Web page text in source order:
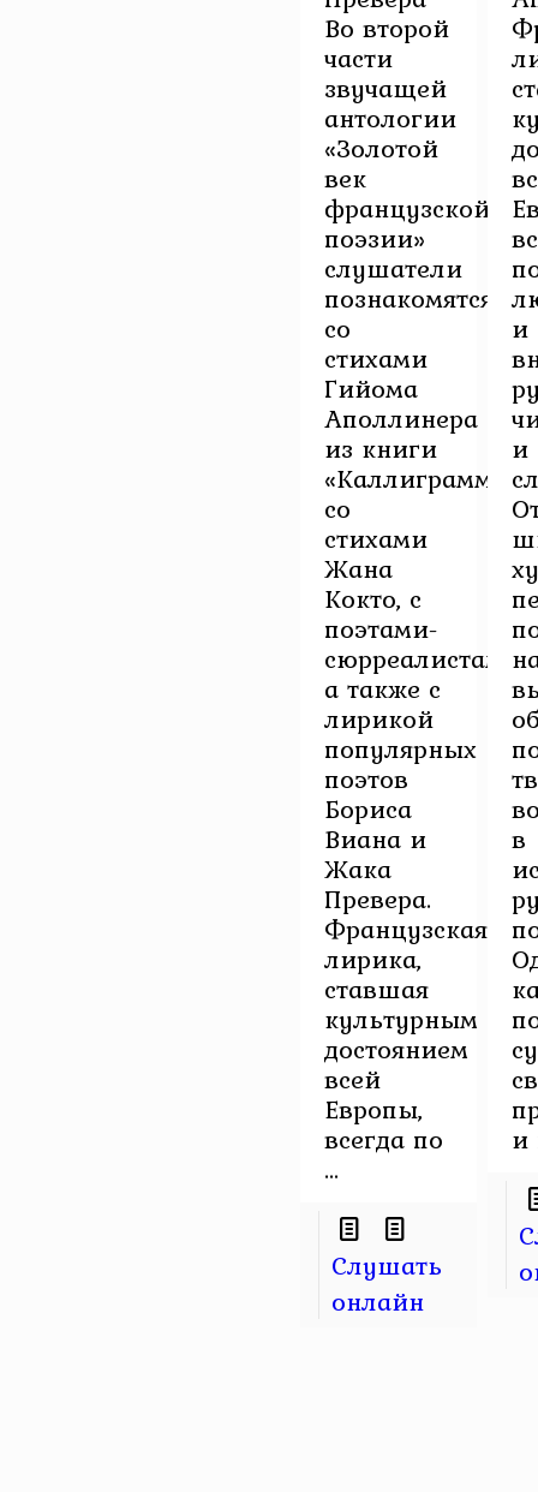
Во второй
части
звучащей
антологии
«Золотой
век
французской
поэзии»
слушатели
познакомятся
со
стихами
Гийома
Аполлинера
из книги
«Каллиграммы»,
со
стихами
Жана
Кокто, с
поэтами-
сюрреалистами,
а также с
лирикой
популярных
поэтов
Бориса
Виана и
Жака
Превера.
Французская
лирика,
ставшая
культурным
достоянием
всей
Европы,
всегда по
...
Слушать
онлайн
и
и
в
и